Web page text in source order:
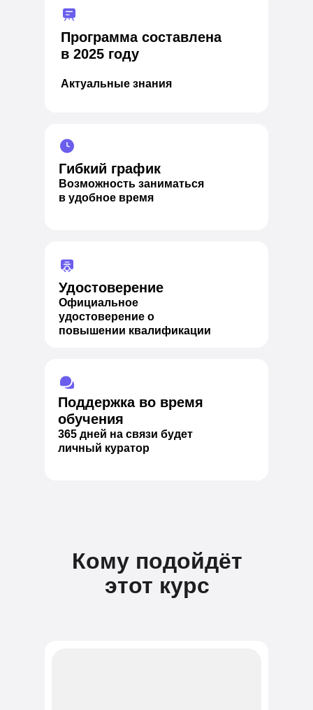
Гибкий график
Возможность заниматься
в удобное время
Программа составлена
в 2025 году
Актуальные знания
Поддержка во время
обучения
365 дней на связи будет
личный куратор
Удостоверение
Официальное
удостоверение о
повышении квалификации
Кому подойдёт
этот курс